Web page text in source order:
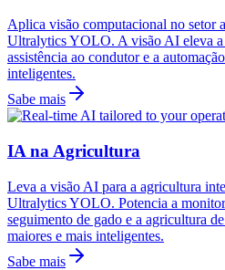
Aplica visão computacional no setor
Ultralytics YOLO. A visão AI eleva a
assistência ao condutor e a
inteligentes.
Sabe mais
IA na Agricultura
Leva a visão AI para a agricultura
Ultralytics YOLO. Potencia a
seguimento de gado e a agricultura
maiores e mais inteligentes.
Sabe mais